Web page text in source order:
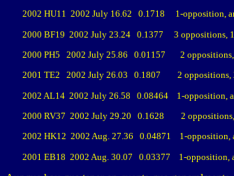
2002 HU11 2002 July 16.62 0.1718 1-opposition,
2000 BF19 2002 July 23.24 0.1377 3 oppositions,
2000 PH5 2002 July 25.86 0.01157 2 oppositions,
2001 TE2 2002 July 26.03 0.1807 2 oppositions,
2002 AL14 2002 July 26.58 0.08464 1-opposition,
2000 RV37 2002 July 29.20 0.1628 2 oppositions,
2002 HK12 2002 Aug. 27.36 0.04871 1-opposition,
2001 EB18 2002 Aug. 30.07 0.03377 1-opposition,